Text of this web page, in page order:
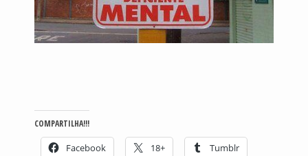
COMPARTILHA!!!
Facebook 18+ Tumblr